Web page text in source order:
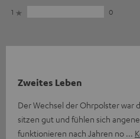
1
0
Zweites Leben
Der Wechsel der Ohrpolster war
sitzen gut und fühlen sich
funktionieren nach Jahren no